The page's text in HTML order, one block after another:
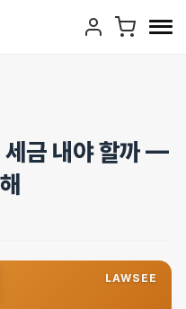
세금 내야 할까 —
LAWSEE